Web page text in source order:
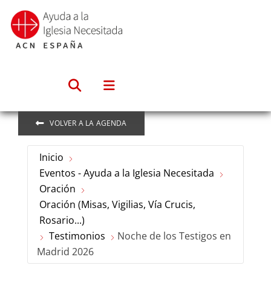
Saltar
contenido
VOLVER A LA AGENDA
Inicio
Eventos - Ayuda a la Iglesia Necesitada
Oración
Oración (Misas, Vigilias, Vía Crucis,
Rosario...)
Testimonios
Noche de los Testigos en
Madrid 2026